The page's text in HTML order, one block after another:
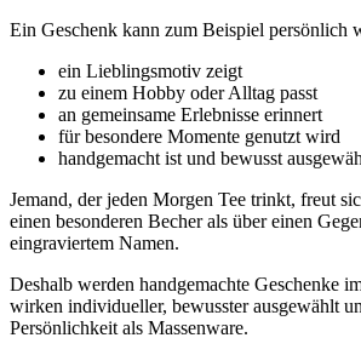
Ein Geschenk kann zum Beispiel persönlich
ein Lieblingsmotiv zeigt
zu einem Hobby oder Alltag passt
an gemeinsame Erlebnisse erinnert
für besondere Momente genutzt wird
handgemacht ist und bewusst
Jemand, der jeden Morgen Tee trinkt, freut
einen besonderen Becher als über einen
eingraviertem Namen.
Deshalb werden handgemachte Geschenke
wirken individueller, bewusster ausgewählt
Persönlichkeit als Massenware.